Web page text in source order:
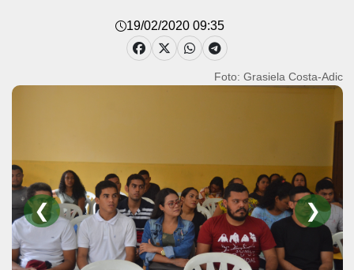
19/02/2020 09:35
Foto: Grasiela Costa-Adic
❮ ❯